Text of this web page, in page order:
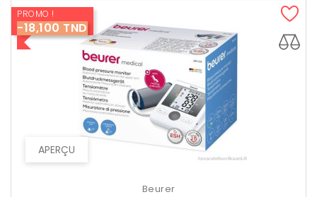
APERÇU
PROMO !
-18,100 TND
Beurer